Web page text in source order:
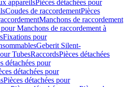
appareilsPièces détachées pour
Coudes de raccordementPièces
Manchons de raccordement
pour Manchons de raccordement à
Fixations pour
Geberit Silent-
TubesRaccordsPièces détachées
détachées pour
détachées pour
Pièces détachées pour